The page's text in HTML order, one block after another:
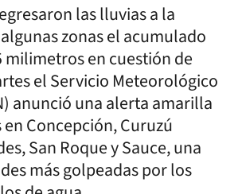
las lluvias a la
zonas el acumulado
milimetros en cuestión de
el Servicio Meteorológico
anunció una alerta amarilla
Concepción, Curuzú
San Roque y Sauce, una
más golpeadas por los